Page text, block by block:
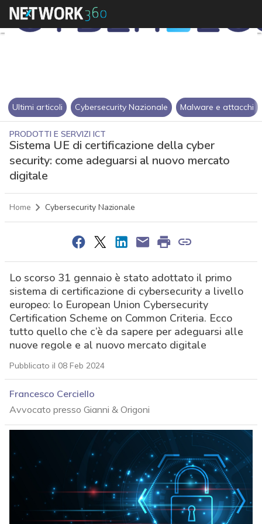
Ultimi articoli Cybersecurity Nazionale Malware e attacchi
PRODOTTI E SERVIZI ICT
Sistema UE di certificazione della cyber
security: come adeguarsi al nuovo mercato
digitale
Home Cybersecurity Nazionale
Lo scorso 31 gennaio è stato adottato il primo
sistema di certificazione di cybersecurity a livello
europeo: lo European Union Cybersecurity
Certification Scheme on Common Criteria. Ecco
tutto quello che c’è da sapere per adeguarsi alle
nuove regole e al nuovo mercato digitale
Pubblicato il 08 Feb 2024
Francesco Cerciello
Avvocato presso Gianni & Origoni